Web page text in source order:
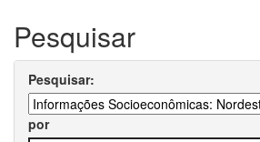
Pesquisar
Pesquisar:
por